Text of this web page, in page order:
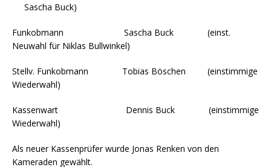
Sascha Buck)
Funkobmann Sascha Buck (einst.
Neuwahl für Niklas Bullwinkel)
Stellv. Funkobmann Tobias Böschen (einstimmige
Wiederwahl)
Kassenwart Dennis Buck (einstimmige
Wiederwahl)
Als neuer Kassenprüfer wurde Jonas Renken von den
Kameraden gewählt.